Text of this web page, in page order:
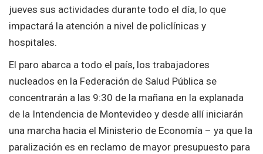
jueves sus actividades durante todo el día, lo que
impactará la atención a nivel de policlínicas y
hospitales.
El paro abarca a todo el país, los trabajadores
nucleados en la Federación de Salud Pública se
concentrarán a las 9:30 de la mañana en la explanada
de la Intendencia de Montevideo y desde allí iniciarán
una marcha hacia el Ministerio de Economía – ya que la
paralización es en reclamo de mayor presupuesto para